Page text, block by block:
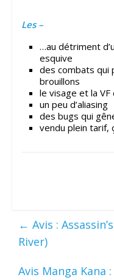
Les –
…au détriment
esquive
des combats qui
brouillons
le visage et la VF
un peu d’aliasing
des bugs qui
vendu plein tarif,
← Avis :
River)
Avis Manga Kana